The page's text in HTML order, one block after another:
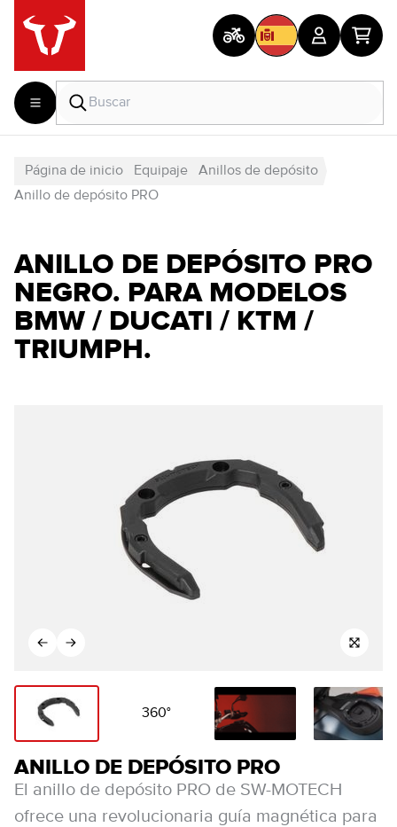
Página de inicio Equipaje
Anillos de depósito
Anillo de depósito PRO
ANILLO DE DEPÓSITO PRO
NEGRO. PARA MODELOS
BMW / DUCATI / KTM /
TRIUMPH.
360°
ANILLO DE DEPÓSITO PRO
El anillo de depósito PRO de SW-MOTECH
ofrece una revolucionaria guía magnética para